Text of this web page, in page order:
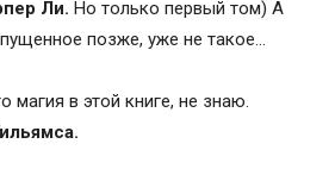
Ли. Но только первый том) А
позже, уже не такое…
магия в этой книге, не знаю.